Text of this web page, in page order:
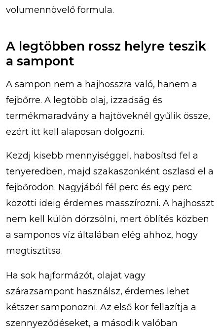
volumennövelő formula.
A legtöbben rossz helyre teszik
a sampont
A sampon nem a hajhosszra való, hanem a
fejbőrre. A legtöbb olaj, izzadság és
termékmaradvány a hajtöveknél gyűlik össze,
ezért itt kell alaposan dolgozni.
Kezdj kisebb mennyiséggel, habosítsd fel a
tenyeredben, majd szakaszonként oszlasd el a
fejbőrödön. Nagyjából fél perc és egy perc
közötti ideig érdemes masszírozni. A hajhosszt
nem kell külön dörzsölni, mert öblítés közben
a samponos víz általában elég ahhoz, hogy
megtisztítsa.
Ha sok hajformázót, olajat vagy
szárazsampont használsz, érdemes lehet
kétszer samponozni. Az első kör fellazítja a
szennyeződéseket, a második valóban